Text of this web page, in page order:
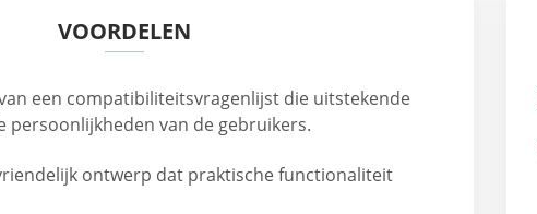
VOORDELEN
een compatibiliteitsvragenlijst die uitstekende
persoonlijkheden van de gebruikers.
ontwerp dat praktische functionaliteit